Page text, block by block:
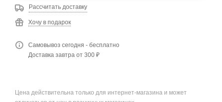
Рассчитать доставку
Хочу в подарок
Самовывоз сегодня - бесплатно
Доставка завтра от 300 ₽
Цена действительна только для интернет-магазина и может